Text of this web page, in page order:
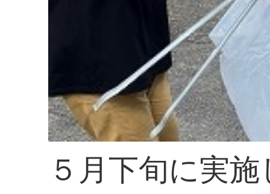
５月下旬に実